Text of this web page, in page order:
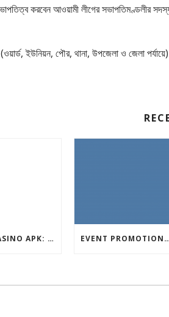
করবেন আওয়ামী লীগের সভাপতিমণ্ডলীর
ইউনিয়ন, পৌর, থানা, উপজেলা ও জেলা
PINCO CASINO APK: OYUN SEÇIMLƏRININ İCMALI EVENT PROMOTIONS AT HIGHEST PAYING ONLINE CASINOS WITH BEST RTP